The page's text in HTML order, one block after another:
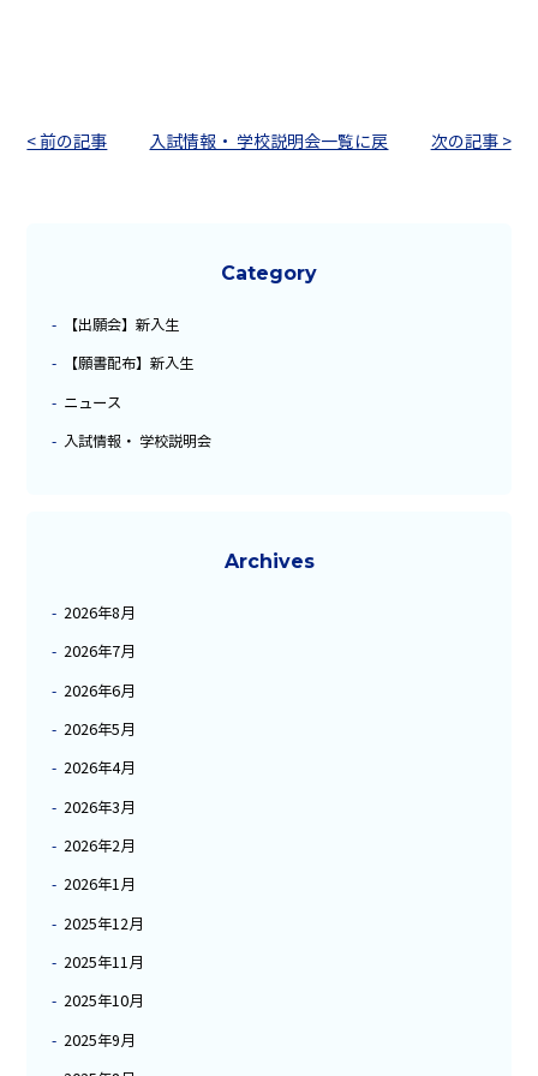
< 前の記事 次の記事 >
入試情報・ 学校説明会一覧に戻
Category
【出願会】新入生
【願書配布】新入生
ニュース
入試情報・ 学校説明会
Archives
2026年8月
2026年7月
2026年6月
2026年5月
2026年4月
2026年3月
2026年2月
2026年1月
2025年12月
2025年11月
2025年10月
2025年9月